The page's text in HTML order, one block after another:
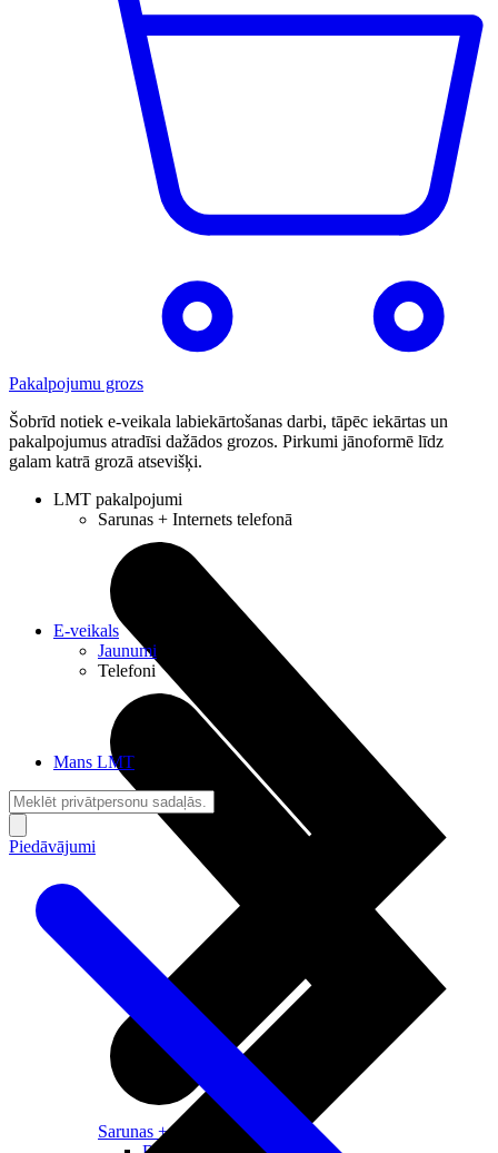
Pakalpojumu grozs
Šobrīd notiek e-veikala labiekārtošanas darbi, tāpēc iekārtas un
pakalpojumus atradīsi dažādos grozos. Pirkumi jānoformē līdz
galam katrā grozā atsevišķi.
LMT pakalpojumi
Sarunas + Internets telefonā
Sarunas + Internets
E-veikals
Jaunumi
Telefoni
Mans LMT
Piedāvājumi